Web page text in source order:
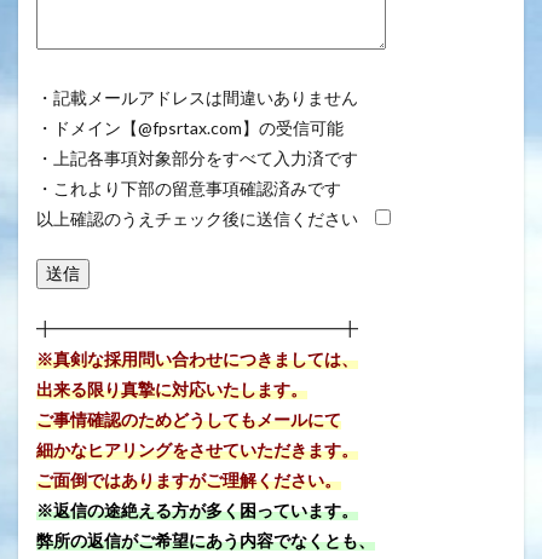
・記載メールアドレスは間違いありません
・ドメイン【@fpsrtax.com】の受信可能
・上記各事項対象部分をすべて入力済です
・これより下部の留意事項確認済みです
以上確認のうえチェック後に送信ください
╋━━━━━━━━━━━━━━━━━╋
※真剣な採用問い合わせにつきましては、
出来る限り真摯に対応いたします。
ご事情確認のためどうしてもメールにて
細かなヒアリングをさせていただきます。
ご面倒ではありますがご理解ください。
※返信の途絶える方が多く困っています。
弊所の返信がご希望にあう内容でなくとも、